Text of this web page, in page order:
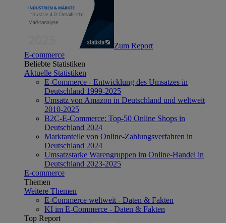
Zum Report
E-commerce
Beliebte Statistiken
Aktuelle Statistiken
E-Commerce - Entwicklung des Umsatzes in
Deutschland 1999-2025
Umsatz von Amazon in Deutschland und weltweit
2010-2025
B2C-E-Commerce: Top-50 Online Shops in
Deutschland 2024
Marktanteile von Online-Zahlungsverfahren in
Deutschland 2024
Umsatzstarke Warengruppen im Online-Handel in
Deutschland 2023-2025
E-commerce
Themen
Weitere Themen
E-Commerce weltweit - Daten & Fakten
KI im E-Commerce - Daten & Fakten
Top Report